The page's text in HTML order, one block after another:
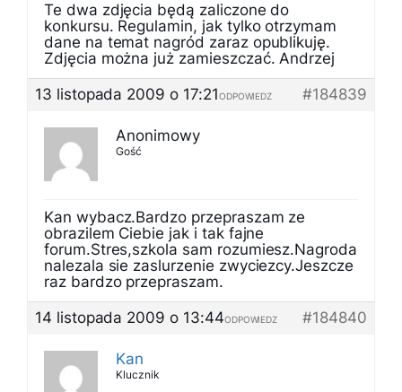
Te dwa zdjęcia będą zaliczone do
konkursu. Regulamin, jak tylko otrzymam
dane na temat nagród zaraz opublikuję.
Zdjęcia można już zamieszczać. Andrzej
13 listopada 2009 o 17:21
#184839
ODPOWIEDZ
Anonimowy
Gość
Kan wybacz.Bardzo przepraszam ze
obrazilem Ciebie jak i tak fajne
forum.Stres,szkola sam rozumiesz.Nagroda
nalezala sie zaslurzenie zwyciezcy.Jeszcze
raz bardzo przepraszam.
14 listopada 2009 o 13:44
#184840
ODPOWIEDZ
Kan
Klucznik